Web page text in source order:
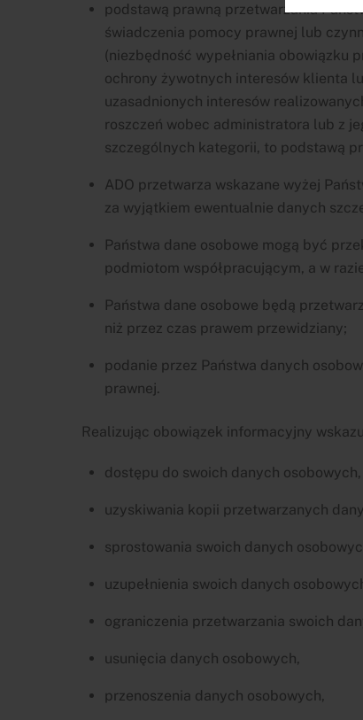
podstawą prawną przetwarzania
świadczenia pomocy prawnej lub
(niezbędność wypełniania obowiązku
ochrony żywotnych interesów klienta
uzasadnionych interesów
roszczeń wobec administratora lub z
szczególnych kategorii, to podstawą
ADO przetwarza wskazane wyżej
za wyjątkiem ewentualnie danych
Państwa dane osobowe mogą być
podmiotom współpracującym, a w
Państwa dane osobowe będą
niż przez czas prawem przewidziany;
podanie przez Państwa danych
prawnej.
Realizując obowiązek informacyjny
dostępu do swoich danych osobowych,
uzyskiwania kopii przetwarzanych
sprostowania swoich danych
uzupełnienia swoich danych
ograniczenia przetwarzania swoich
usunięcia danych osobowych,
przenoszenia danych osobowych,